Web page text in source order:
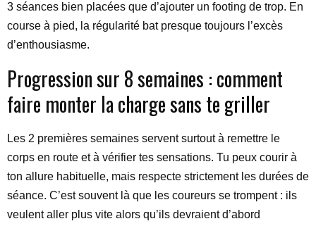
3 séances bien placées que d’ajouter un footing de trop. En
course à pied, la régularité bat presque toujours l’excès
d’enthousiasme.
Progression sur 8 semaines : comment
faire monter la charge sans te griller
Les 2 premières semaines servent surtout à remettre le
corps en route et à vérifier tes sensations. Tu peux courir à
ton allure habituelle, mais respecte strictement les durées de
séance. C’est souvent là que les coureurs se trompent : ils
veulent aller plus vite alors qu’ils devraient d’abord